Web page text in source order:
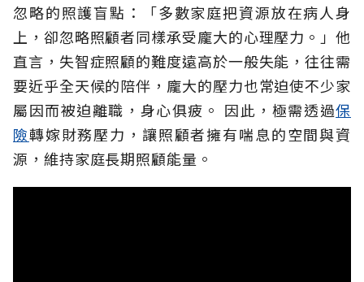
忽略的照護盲點：「多數家庭把資源放在病人身
上，卻忽略照顧者同樣承受龐大的心理壓力。」他
直言，失智症照顧的難度遠高於一般失能，往往需
要近乎全天候的陪伴，龐大的壓力也常迫使不少家
屬因而被迫離職，身心俱疲。 因此，極需透過保
險轉嫁財務壓力，讓照顧者擁有喘息的空間與資
源，維持家庭長期照顧能量。